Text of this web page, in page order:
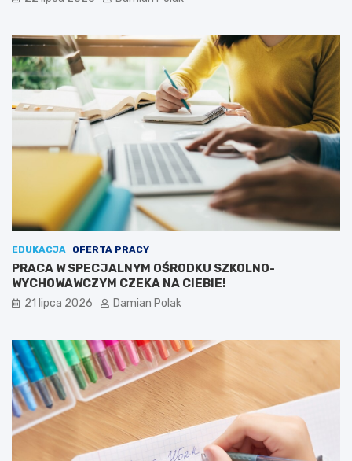
EDUKACJA OFERTA PRACY
PRACA W SPECJALNYM OŚRODKU SZKOLNO-
WYCHOWAWCZYM CZEKA NA CIEBIE!
21 lipca 2026 Damian Polak